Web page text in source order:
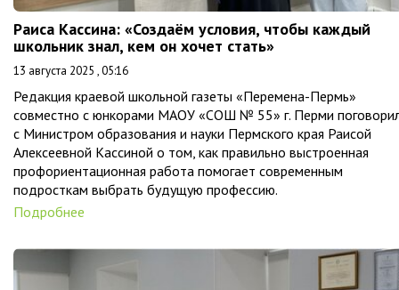
Раиса Кассина: «Создаём условия, чтобы каждый
школьник знал, кем он хочет стать»
13 августа 2025 , 05:16
Редакция краевой школьной газеты «Перемена-Пермь»
совместно с юнкорами МАОУ «СОШ № 55» г. Перми
с Министром образования и науки Пермского края Раисой
Алексеевной Кассиной о том, как правильно выстроенная
профориентационная работа помогает современным
подросткам выбрать будущую профессию.
Подробнее